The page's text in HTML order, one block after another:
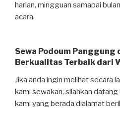
harian, mingguan samapai
acara.
Sewa Podoum Panggung
Berkualitas Terbaik dari
Jika anda ingin melihat secara
kami sewakan, silahkan
kami yang berada dialamat